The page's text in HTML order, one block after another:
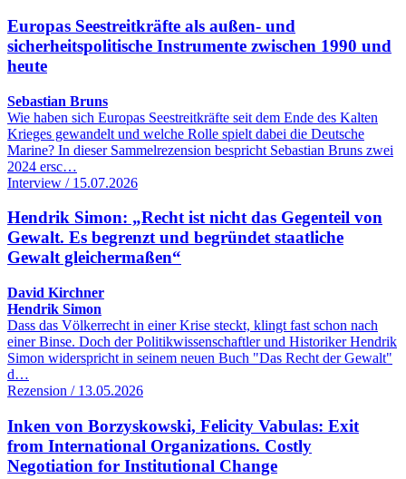
Europas Seestreitkräfte als außen- und
sicherheitspolitische Instrumente zwischen 1990 und
heute
Sebastian Bruns
Wie haben sich Europas Seestreitkräfte seit dem Ende des Kalten
Krieges gewandelt und welche Rolle spielt dabei die Deutsche
Marine? In dieser Sammelrezension bespricht Sebastian Bruns zwei
2024 ersc…
Interview / 15.07.2026
Hendrik Simon: „Recht ist nicht das Gegenteil von
Gewalt. Es begrenzt und begründet staatliche
Gewalt gleichermaßen“
David Kirchner
Hendrik Simon
Dass das Völkerrecht in einer Krise steckt, klingt fast schon nach
einer Binse. Doch der Politikwissenschaftler und Historiker Hendrik
Simon widerspricht in seinem neuen Buch "Das Recht der Gewalt"
d…
Rezension / 13.05.2026
Inken von Borzyskowski, Felicity Vabulas: Exit
from International Organizations. Costly
Negotiation for Institutional Change